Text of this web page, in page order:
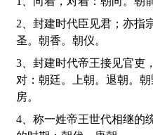
2、封建时代臣见君；亦指宗教徒的参拜：朝见。朝拜。朝
圣。朝香。朝仪。
3、封建时代帝王接见官吏，发号施令的地方，与“野”相
对：朝廷。上朝。退朝。
房。
4、称一姓帝王世代相继的统治时代；亦称某一个皇帝统治